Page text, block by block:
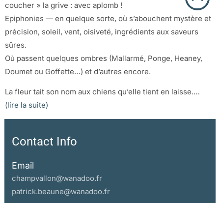
coucher » la grive : avec aplomb !
Epiphonies — en quelque sorte, où s’abouchent mystère et
précision, soleil, vent, oisiveté, ingrédients aux saveurs
sûres.
Où passent quelques ombres (Mallarmé, Ponge, Heaney,
Doumet ou Goffette…) et d’autres encore.
La fleur tait son nom aux chiens qu’elle tient en laisse.…
(lire la suite)
Contact Info
Email
champvallon@wanadoo.fr
patrick.beaune@wanadoo.fr